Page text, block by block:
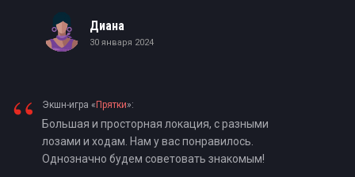
Диана
30 января 2024
“ Экшн-игра «Прятки»:
Большая и просторная локация, с разными
лозами и ходам. Нам у вас понравилось.
Однозначно будем советовать знакомым!